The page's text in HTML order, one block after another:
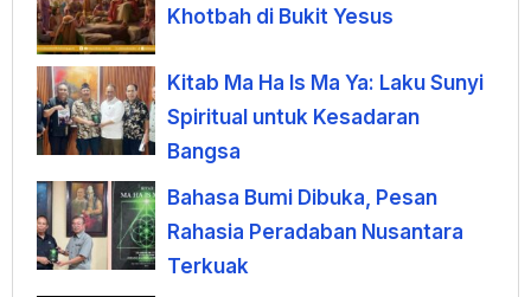
Khotbah di Bukit Yesus
Kitab Ma Ha Is Ma Ya: Laku Sunyi
Spiritual untuk Kesadaran
Bangsa
Bahasa Bumi Dibuka, Pesan
Rahasia Peradaban Nusantara
Terkuak